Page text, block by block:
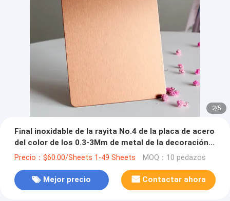
2/5
Final inoxidable de la rayita No.4 de la placa de acero
del color de los 0.3-3Mm de metal de la decoración
gruesa de la hoja
Precio：$60.00/Sheets 1-49 Sheets MOQ：10 pedazos
Mejor precio Contactar ahora